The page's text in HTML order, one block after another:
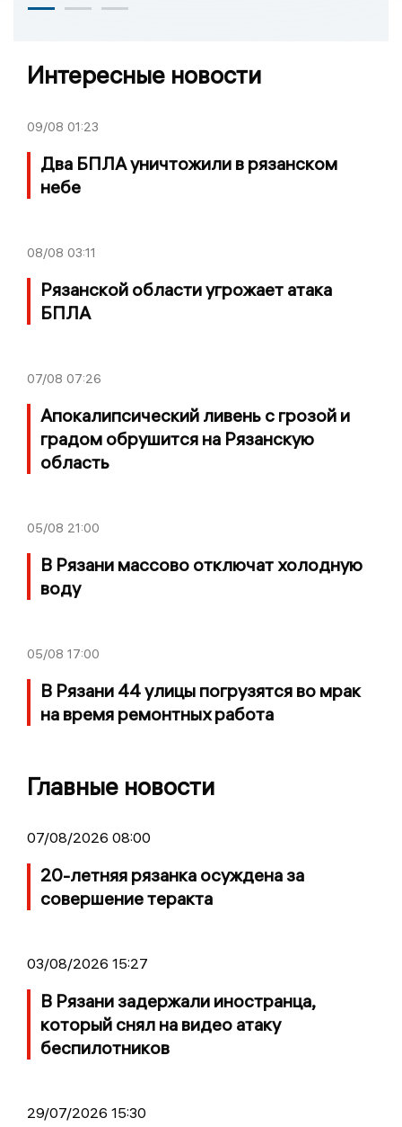
Интересные новости
09/08 01:23
Два БПЛА уничтожили в рязанском
небе
08/08 03:11
Рязанской области угрожает атака
БПЛА
07/08 07:26
Апокалипсический ливень с грозой и
градом обрушится на Рязанскую
область
05/08 21:00
В Рязани массово отключат холодную
воду
05/08 17:00
В Рязани 44 улицы погрузятся во мрак
на время ремонтных работа
Главные новости
07/08/2026 08:00
20-летняя рязанка осуждена за
совершение теракта
03/08/2026 15:27
В Рязани задержали иностранца,
который снял на видео атаку
беспилотников
29/07/2026 15:30